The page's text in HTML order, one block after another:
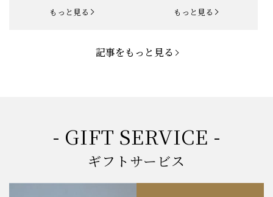
お知らせ 2025.4.28 「母の日企画」開催中！
2024.11.1 「お歳暮特集」開催中！
お知らせ 2024.10.18 【創業祭】１０１年目に突入！
もっと見る もっと見る
記事をもっと見る
- GIFT SERVICE -
ギフトサービス